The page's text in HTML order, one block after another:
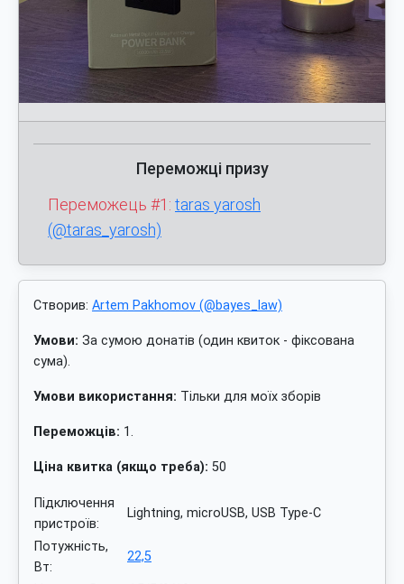
Переможці призу
Переможець #1: taras yarosh
(@taras_yarosh)
Створив: Artem Pakhomov (@bayes_law)
Умови: За сумою донатів (один квиток - фіксована
сума).
Умови використання: Тільки для моїх зборів
Переможців: 1.
Ціна квитка (якщо треба): 50
Підключення
пристроїв:
Lightning, microUSB, USB Type-C
Потужність,
Вт:
22,5